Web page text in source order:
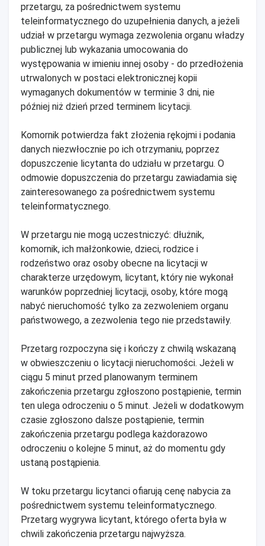
przetargu, za pośrednictwem systemu
teleinformatycznego do uzupełnienia danych, a jeżeli
udział w przetargu wymaga zezwolenia organu władzy
publicznej lub wykazania umocowania do
występowania w imieniu innej osoby - do przedłożenia
utrwalonych w postaci elektronicznej kopii
wymaganych dokumentów w terminie 3 dni, nie
później niż dzień przed terminem licytacji.
Komornik potwierdza fakt złożenia rękojmi i podania
danych niezwłocznie po ich otrzymaniu, poprzez
dopuszczenie licytanta do udziału w przetargu. O
odmowie dopuszczenia do przetargu zawiadamia się
zainteresowanego za pośrednictwem systemu
teleinformatycznego.
W przetargu nie mogą uczestniczyć: dłużnik,
komornik, ich małżonkowie, dzieci, rodzice i
rodzeństwo oraz osoby obecne na licytacji w
charakterze urzędowym, licytant, który nie wykonał
warunków poprzedniej licytacji, osoby, które mogą
nabyć nieruchomość tylko za zezwoleniem organu
państwowego, a zezwolenia tego nie przedstawiły.
Przetarg rozpoczyna się i kończy z chwilą wskazaną
w obwieszczeniu o licytacji nieruchomości. Jeżeli w
ciągu 5 minut przed planowanym terminem
zakończenia przetargu zgłoszono postąpienie, termin
ten ulega odroczeniu o 5 minut. Jeżeli w dodatkowym
czasie zgłoszono dalsze postąpienie, termin
zakończenia przetargu podlega każdorazowo
odroczeniu o kolejne 5 minut, aż do momentu gdy
ustaną postąpienia.
W toku przetargu licytanci ofiarują cenę nabycia za
pośrednictwem systemu teleinformatycznego.
Przetarg wygrywa licytant, którego oferta była w
chwili zakończenia przetargu najwyższa.